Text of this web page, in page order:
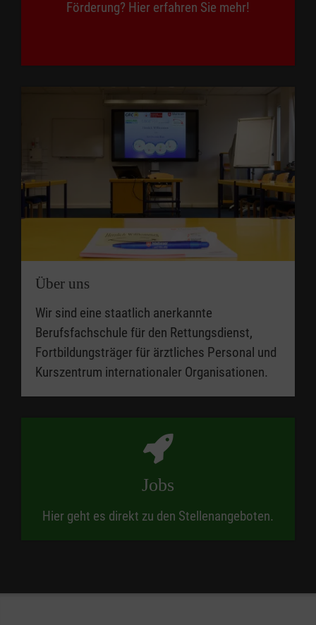
Förderung? Hier erfahren Sie mehr!
Über uns
Wir sind eine staatlich anerkannte
Berufsfachschule für den Rettungsdienst,
Fortbildungsträger für ärztliches Personal und
Kurszentrum internationaler Organisationen.
Jobs
Hier geht es direkt zu den Stellenangeboten.